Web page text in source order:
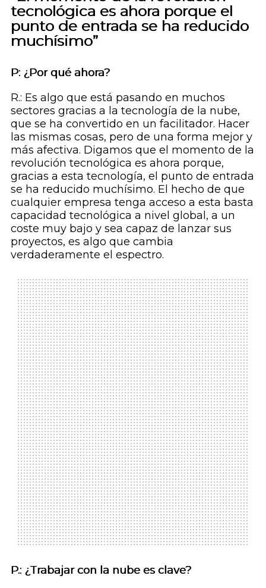
tecnológica es ahora porque el
punto de entrada se ha reducido
muchísimo”
P: ¿Por qué ahora?
R.: Es algo que está pasando en muchos
sectores gracias a la tecnología de la nube,
que se ha convertido en un facilitador. Hacer
las mismas cosas, pero de una forma mejor y
más afectiva. Digamos que el momento de la
revolución tecnológica es ahora porque,
gracias a esta tecnología, el punto de entrada
se ha reducido muchísimo. El hecho de que
cualquier empresa tenga acceso a esta basta
capacidad tecnológica a nivel global, a un
coste muy bajo y sea capaz de lanzar sus
proyectos, es algo que cambia
verdaderamente el espectro.
P.: ¿Trabajar con la nube es clave?